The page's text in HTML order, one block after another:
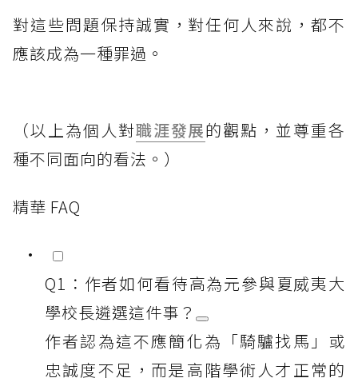
對這些問題保持誠實，對任何人來說，都不
應該成為一種罪過。
（以上為個人對職涯發展的觀點，並尊重各
種不同面向的看法。）
精華 FAQ
Q1：作者如何看待高為元參與夏威夷大
學校長遴選這件事？
作者認為這不應簡化為「騎驢找馬」或
忠誠度不足，而是高階學術人才正常的